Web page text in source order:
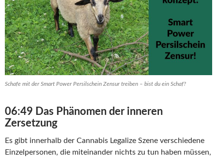
Schafe mit der Smart Power Persilschein Zensur treiben – bist du ein Schaf?
06:49 Das Phänomen der inneren
Zersetzung
Es gibt innerhalb der Cannabis Legalize Szene verschiedene
Einzelpersonen, die miteinander nichts zu tun haben müssen,